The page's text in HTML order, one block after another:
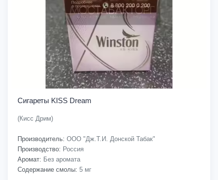
Сигареты KISS Dream
(Кисс Дрим)
Производитель: ООО "Дж.Т.И. Донской Табак"
Производство: Россия
Аромат: Без аромата
Содержание смолы: 5 мг